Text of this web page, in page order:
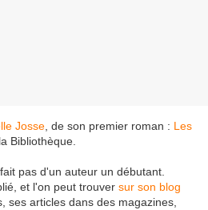
Josse , de son premier roman : Les
Bibliothèque.
pas d'un auteur un débutant.
et l'on peut trouver sur son blog
ses articles dans des magazines,